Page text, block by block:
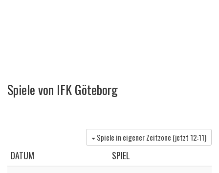
Spiele von IFK Göteborg
Spiele in eigener Zeitzone (jetzt 12:11)
DATUM SPIEL